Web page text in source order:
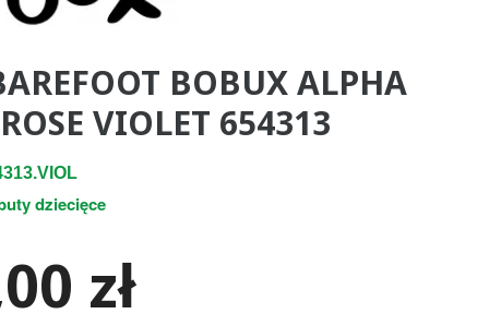
BOBUX ALPHA
VIOLET 654313
dziecięce
zł